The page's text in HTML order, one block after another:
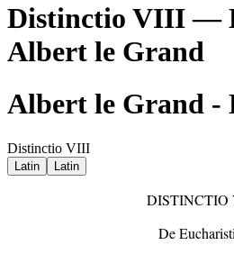
Distinctio VIII —
Albert le Grand
Albert le Grand -
Distinctio VIII
Latin Latin
DISTINCTIO
De